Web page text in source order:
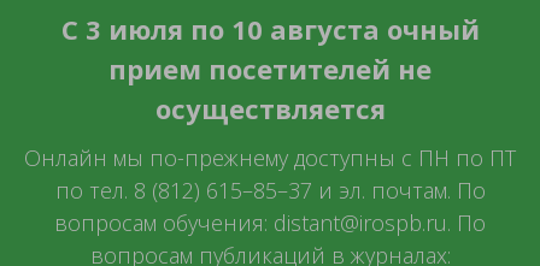
С 3 июля по 10 августа очный
прием посетителей не
осуществляется
Онлайн мы по-прежнему доступны с ПН по ПТ
по тел. 8 (812) 615–85–37 и эл. почтам. По
вопросам обучения: distant@irospb.ru. По
вопросам публикаций в журналах: